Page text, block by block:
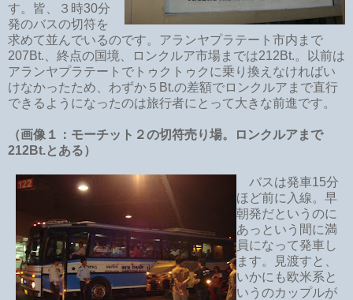
す。皆、３時30分
発のバスの切符を
求めて並んでいるのです。アランヤプラテート市内まで
207Bt.、終点の国境、ロンクルア市場までは212Bt.。以前は
アランヤプラテートでトゥクトゥクに乗り換えなければい
けなかったため、わずか５Bt.の差額でロンクルアまで直行
できるようになったのは旅行者にとって大きな前進です。
（画像１：モーチット２の切符売り場。ロンクルアまで
212Bt.とある）
バスは発車15分
ほど前に入線。早
朝発だというのに
あっという間に満
員になって発車し
ます。見渡すと、
いかにも欧米系と
いうのカップルが